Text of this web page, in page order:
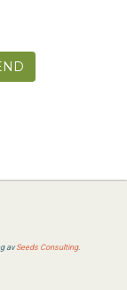
avSeeds Consulting.